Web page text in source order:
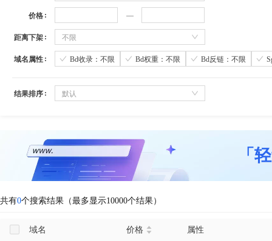
价格
距离下架 不限
域名属性 Bd收录：不限 Bd权重：不限 Bd反链：不限
结果排序 默认
「
共有0个搜索结果（最多显示10000个结果）
域名 价格 属性